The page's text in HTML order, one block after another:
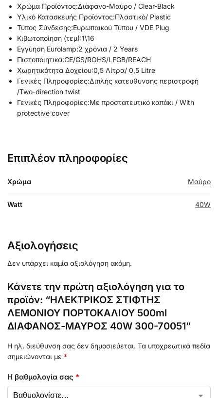
Χρώμα Προϊόντος:Διάφανο-Μαύρο / Clear-Black
Υλικό Κατασκευής Προϊόντος:Πλαστικό/ Plastic
Τύπος Σύνδεσης:Ευρωπαικού Τύπου / VDE Plug
Κιβωτοποίηση (τεμ):1\16
Εγγύηση Eurolamp:2 χρόνια / 2 Years
Πιστοποιητικά:CE/GS/ROHS/LFGB/REACH
Χωρητικότητα Δοχείου:0,5 Λίτρα/ 0,5 Litre
Γενικές Πληροφορίες:Διπλής κατευθυνσης περιστροφή
/Two-direction twist
Γενικές Πληροφορίες:Με προστατευτικό καπάκι / With
protective cover
Επιπλέον πληροφορίες
Χρώμα Μαύρο
Watt 40W
Αξιολογήσεις
Δεν υπάρχει καμία αξιολόγηση ακόμη.
Κάνετε την πρώτη αξιολόγηση για το
προϊόν: “ΗΛΕΚΤΡΙΚΟΣ ΣΤΙΦΤΗΣ
ΛΕΜΟΝΙΟΥ ΠΟΡΤΟΚΑΛΙΟΥ 500ml
ΔΙΑΦΑΝΟΣ-ΜΑΥΡΟΣ 40W 300-70051”
Η ηλ. διεύθυνση σας δεν δημοσιεύεται. Τα υποχρεωτικά πεδία
σημειώνονται με *
Η βαθμολογία σας *